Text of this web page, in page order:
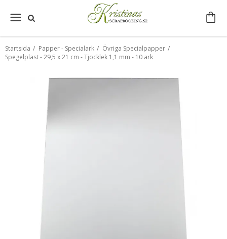
Startsida / Papper - Specialark / Övriga Specialpapper /
Spegelplast - 29,5 x 21 cm - Tjocklek 1,1 mm - 10 ark